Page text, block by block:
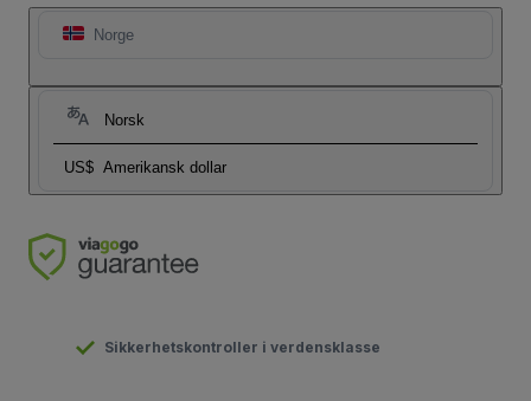
Norge
Norsk
US$ Amerikansk dollar
Sikkerhetskontroller i verdensklasse